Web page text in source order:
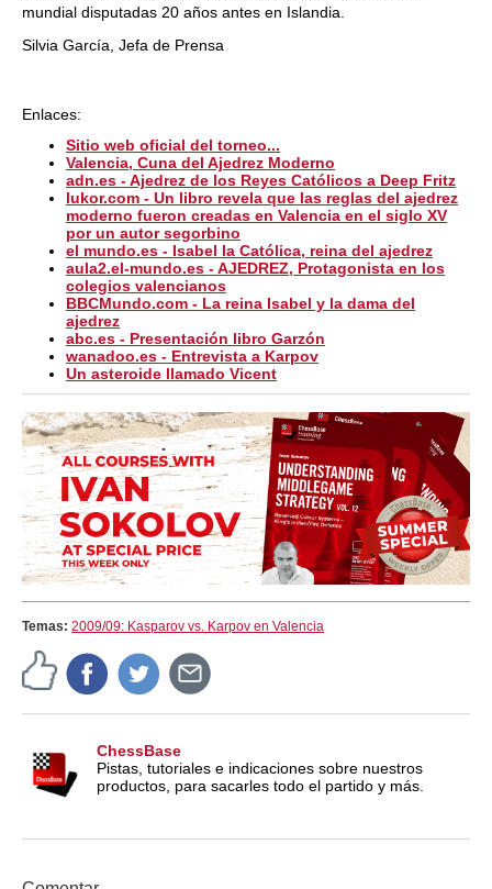
mundial disputadas 20 años antes en Islandia.
Silvia García, Jefa de Prensa
Enlaces:
Sitio web oficial del torneo...
Valencia, Cuna del Ajedrez Moderno
adn.es - Ajedrez de los Reyes Católicos a Deep Fritz
lukor.com - Un libro revela que las reglas del ajedrez
moderno fueron creadas en Valencia en el siglo XV
por un autor segorbino
el mundo.es - Isabel la Católica, reina del ajedrez
aula2.el-mundo.es - AJEDREZ, Protagonista en los
colegios valencianos
BBCMundo.com - La reina Isabel y la dama del
ajedrez
abc.es - Presentación libro Garzón
wanadoo.es - Entrevista a Karpov
Un asteroide llamado Vicent
Temas: 2009/09: Kasparov vs. Karpov en Valencia
ChessBase
Pistas, tutoriales e indicaciones sobre nuestros
productos, para sacarles todo el partido y más.